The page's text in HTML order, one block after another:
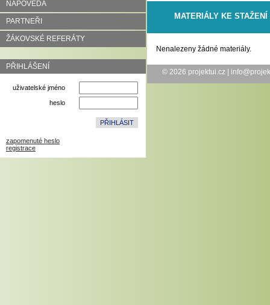
NÁPOVĚDA
PARTNEŘI
ŽÁKOVSKÉ REFERÁTY
PŘIHLÁŠENÍ
uživatelské jméno
heslo
zapomenuté heslo
registrace
MATERIÁLY KE STAŽENÍ
Nenalezeny žádné materiály.
© 2026 projektui.cz